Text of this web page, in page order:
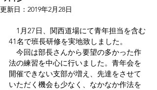
更新日： 2019年2月28日
1月27日、関西道場にて青年担当を含む
41名で班長研修を実地致しました。
今回は部長さんから要望の多かった作
法の練習を中心に行いました。青年会を
開催できない支部が増え、先達をさせて
いただく機会も少なく、なかなか作法を